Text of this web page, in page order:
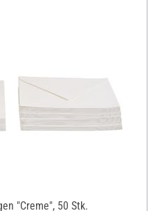
"Creme", 50 Stk.